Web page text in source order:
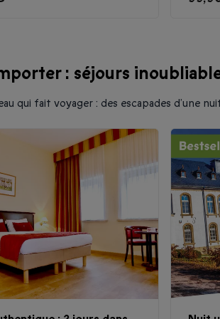
: séjours
qui fait voyager : des escapades d’une